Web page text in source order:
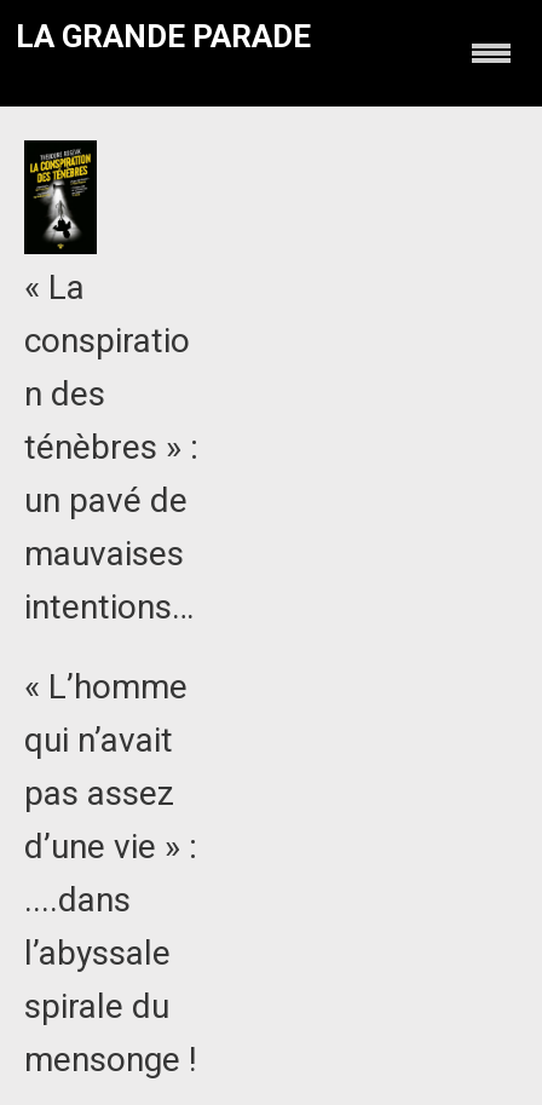
LA GRANDE PARADE
« La
conspiratio
n des
ténèbres » :
un pavé de
mauvaises
intentions…
« L’homme
qui n’avait
pas assez
d’une vie » :
....dans
l’abyssale
spirale du
mensonge !